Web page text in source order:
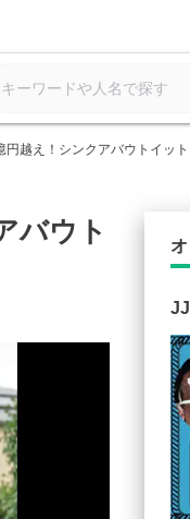
越え！シンクアバウトイッ
バウト